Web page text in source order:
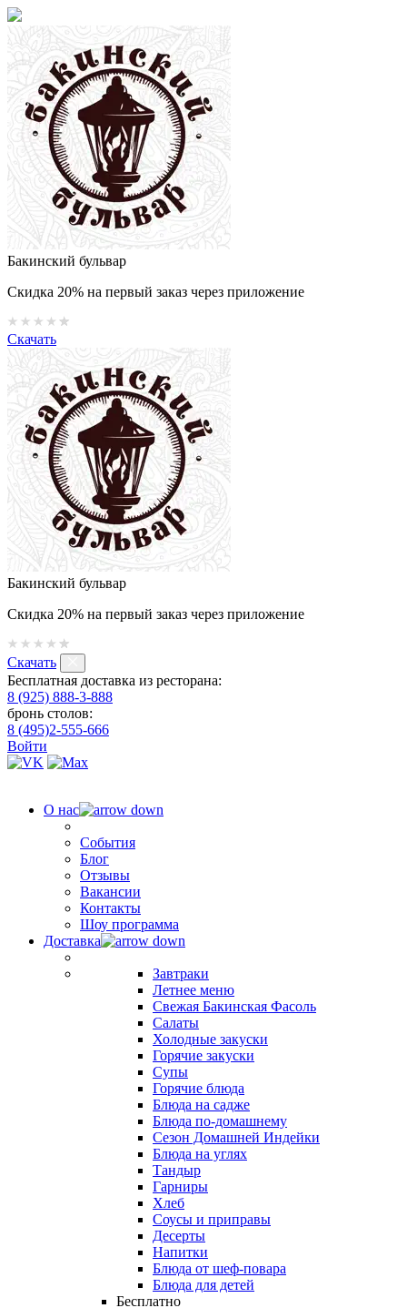
Бакинский бульвар
Скидка 20% на первый заказ через приложение
Скачать
Бакинский бульвар
Скидка 20% на первый заказ через приложение
Скачать
Бесплатная доставка из ресторана:
8 (925) 888-3-888
бронь столов:
8 (495)2-555-666
Войти
О нас
События
Блог
Отзывы
Вакансии
Контакты
Шоу программа
Доставка
Завтраки
Летнее меню
Свежая Бакинская Фасоль
Салаты
Холодные закуски
Горячие закуски
Супы
Горячие блюда
Блюда на садже
Блюда по-домашнему
Сезон Домашней Индейки
Блюда на углях
Тандыр
Гарниры
Хлеб
Соусы и приправы
Десерты
Напитки
Блюда от шеф-повара
Блюда для детей
Бесплатно